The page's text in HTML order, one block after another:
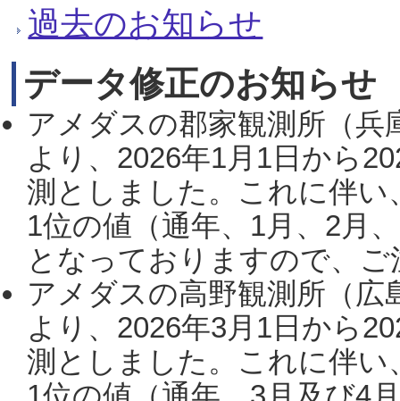
過去のお知らせ
データ修正のお知らせ
アメダスの郡家観測所（
より、2026年1月1日から
測としました。これに伴い
1位の値（通年、1月、2月
となっておりますので、
アメダスの高野観測所（
より、2026年3月1日から
測としました。これに伴い